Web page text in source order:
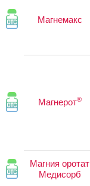
Магнемакс
Магнерот®
Магния оротат
Медисорб